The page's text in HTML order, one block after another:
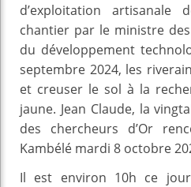
d’exploitation
chantier par le ministre
du développement
septembre 2024, les
et creuser le sol à la
jaune. Jean Claude, la
des chercheurs d’Or
Kambélé mardi 8 octobre
Il est environ 10h ce